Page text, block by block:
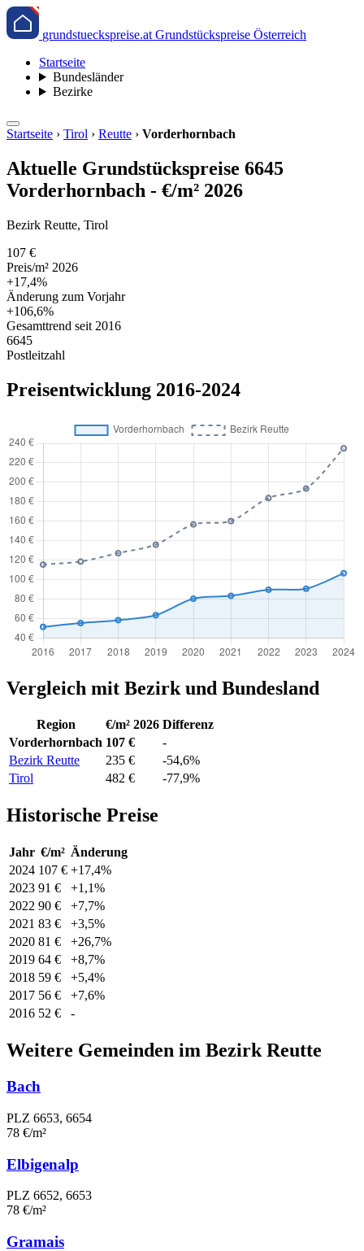
grundstueckspreise.at Grundstückspreise Österreich
Startseite
Bundesländer
Bezirke
Startseite › Tirol › Reutte › Vorderhornbach
Aktuelle Grundstückspreise 6645
Vorderhornbach - €/m² 2026
Bezirk Reutte, Tirol
107 €
Preis/m² 2026
+17,4%
Änderung zum Vorjahr
+106,6%
Gesamttrend seit 2016
6645
Postleitzahl
Preisentwicklung 2016-2024
Vergleich mit Bezirk und Bundesland
Region €/m² 2026 Differenz
Vorderhornbach 107 €
-
Bezirk Reutte
235 €
-54,6%
Tirol
482 € -77,9%
Historische Preise
Jahr €/m² Änderung
2024 107 € +17,4%
2023 91 €
+1,1%
2022 90 €
+7,7%
2021 83 €
+3,5%
2020 81 €
+26,7%
2019 64 €
+8,7%
2018 59 €
+5,4%
2017 56 €
+7,6%
2016 52 € -
Weitere Gemeinden im Bezirk Reutte
Bach
PLZ 6653, 6654
78 €/m²
Elbigenalp
PLZ 6652, 6653
78 €/m²
Gramais